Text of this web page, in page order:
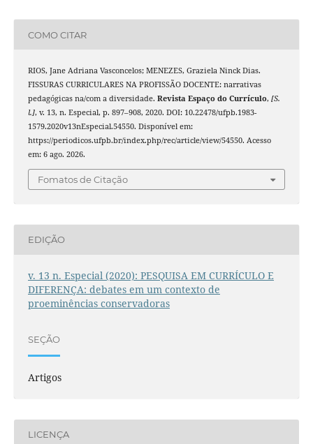
COMO CITAR
RIOS, Jane Adriana Vasconcelos; MENEZES, Graziela Ninck Dias.
FISSURAS CURRICULARES NA PROFISSÃO DOCENTE: narrativas
pedagógicas na/com a diversidade. Revista Espaço do Currículo, [S.
l.], v. 13, n. Especial, p. 897–908, 2020. DOI: 10.22478/ufpb.1983-
1579.2020v13nEspecial.54550. Disponível em:
https://periodicos.ufpb.br/index.php/rec/article/view/54550. Acesso
em: 6 ago. 2026.
Fomatos de Citação
EDIÇÃO
v. 13 n. Especial (2020): PESQUISA EM CURRÍCULO E
DIFERENÇA: debates em um contexto de
proeminências conservadoras
SEÇÃO
Artigos
LICENÇA